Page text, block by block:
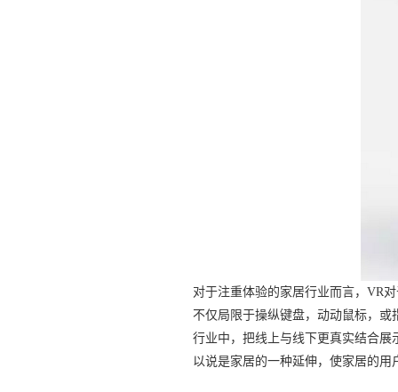
对于注重体验的家居行业而言，VR
不仅局限于操纵键盘，动动鼠标，
行业中，把线上与线下更真实结合
以说是家居的一种延伸，使家居的用